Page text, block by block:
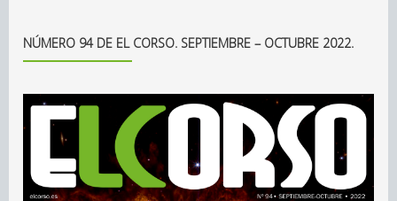
NÚMERO 94 DE EL CORSO. SEPTIEMBRE – OCTUBRE 2022.